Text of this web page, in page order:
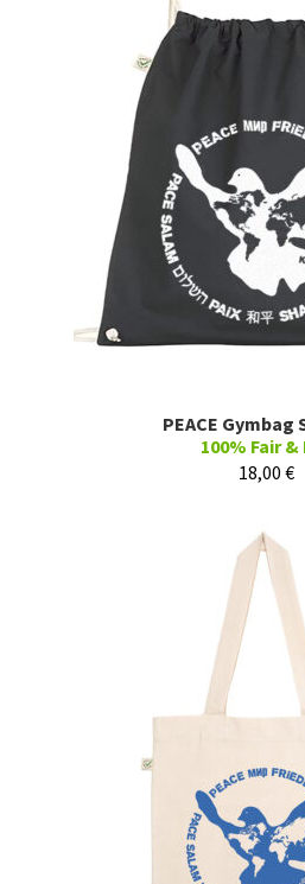
PEACE Gymbag
100% Fair &
18,00 €